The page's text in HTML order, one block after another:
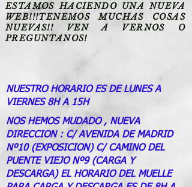
ESTAMOS HACIENDO UNA NUEVA
WEB!!!TENEMOS MUCHAS COSAS
NUEVAS!! VEN A VERNOS O
PREGUNTANOS!
NUESTRO HORARIO ES DE LUNES A
VIERNES 8H A 15H
NOS HEMOS MUDADO , NUEVA
DIRECCION : C/ AVENIDA DE MADRID
Nº10 (EXPOSICION) C/ CAMINO DEL
PUENTE VIEJO Nº9 (CARGA Y
DESCARGA) EL HORARIO DEL MUELLE